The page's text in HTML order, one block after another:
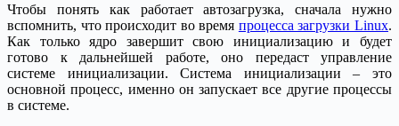
Чтобы понять как работает автозагрузка, сначала нужно
вспомнить, что происходит во время процесса загрузки Linux.
Как только ядро завершит свою инициализацию и будет
готово к дальнейшей работе, оно передаст управление
системе инициализации. Система инициализации – это
основной процесс, именно он запускает все другие процессы
в системе.